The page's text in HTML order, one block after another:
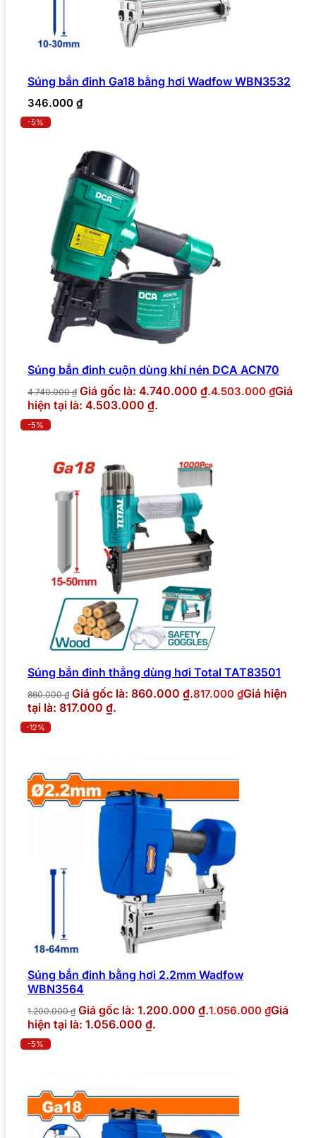
Súng bắn đinh Ga18 bằng hơi Wadfow WBN3532
346.000 ₫
-5%
Súng bắn đinh cuộn dùng khí nén DCA ACN70
4.740.000₫ Giá gốc là: 4.740.000 ₫.4.503.000 ₫Giá
hiện tại là: 4.503.000 ₫.
-5%
Súng bắn đinh thẳng dùng hơi Total TAT83501
860.000₫ Giá gốc là: 860.000 ₫.817.000 ₫Giá hiện
tại là: 817.000 ₫.
-12%
Súng bắn đinh bằng hơi 2.2mm Wadfow
WBN3564
1.200.000₫ Giá gốc là: 1.200.000 ₫.1.056.000 ₫Giá
hiện tại là: 1.056.000 ₫.
-5%